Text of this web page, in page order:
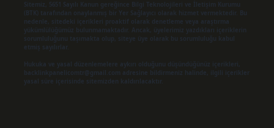
Sitemiz, 5651 Sayılı Kanun gereğince Bilgi Teknolojileri ve İletişim Kurumu
(BTK) tarafından onaylanmış bir Yer Sağlayıcı olarak hizmet vermektedir. Bu
nedenle, sitedeki içerikleri proaktif olarak denetleme veya araştırma
yükümlülüğümüz bulunmamaktadır. Ancak, üyelerimiz yazdıkları içeriklerin
sorumluluğunu taşımakta olup, siteye üye olarak bu sorumluluğu kabul
etmiş sayılırlar.
Hukuka ve yasal düzenlemelere aykırı olduğunu düşündüğünüz içerikleri,
backlinkpanelicomtr@gmail.com
adresine bildirmeniz halinde, ilgili içerikler
yasal süre içerisinde sitemizden kaldırılacaktır.